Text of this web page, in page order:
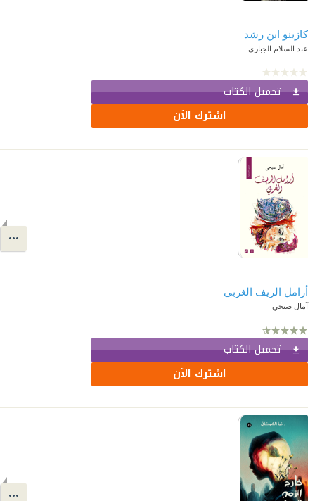
كازينو ابن رشد
عبد السلام الجباري
تحميل الكتاب
اشترك الآن
أرامل الريف الغربي
آمال صبحي
تحميل الكتاب
اشترك الآن